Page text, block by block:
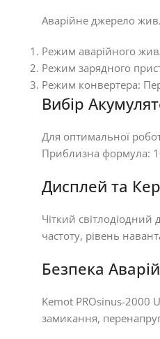
Аварійне джерело
Режим аварійного
Режим зарядного
Режим конвертера:
Вибір
Для оптимальної
Приблизна формула:
Дисплей та
Чіткий
частоту, рівень
Безпека
Kemot PROsinus-2000
замикання,